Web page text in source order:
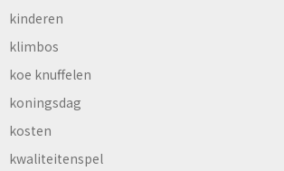
kinderen
klimbos
koe knuffelen
koningsdag
kosten
kwaliteitenspel